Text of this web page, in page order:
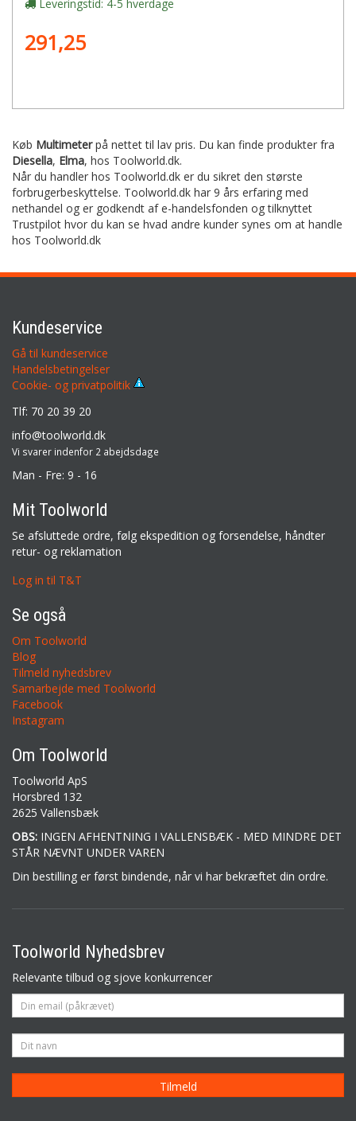
Leveringstid: 4-5 hverdage
291,25
Køb Multimeterpå nettet til lav pris. Du kan finde produkter fra
Diesella, Elma, hos Toolworld.dk.
Når du handler hos Toolworld.dk er du sikret den største
forbrugerbeskyttelse. Toolworld.dk har 9 års erfaring med
nethandel og er godkendt af e-handelsfonden og tilknyttet
Trustpilot hvor du kan se hvad andre kunder synes om at handle
hos Toolworld.dk
Kundeservice
Gå til kundeservice
Handelsbetingelser
Cookie- og privatpolitik
Tlf: 70 20 39 20
info@toolworld.dk
Vi svarer indenfor 2 abejdsdage
Man - Fre: 9 - 16
Mit Toolworld
Se afsluttede ordre, følg ekspedition og forsendelse, håndter
retur- og reklamation
Log in til T&T
Se også
Om Toolworld
Blog
Tilmeld nyhedsbrev
Samarbejde med Toolworld
Facebook
Instagram
Om Toolworld
Toolworld ApS
Horsbred 132
2625 Vallensbæk
OBS: INGEN AFHENTNING I VALLENSBÆK - MED MINDRE DET
STÅR NÆVNT UNDER VAREN
Din bestilling er først bindende, når vi har bekræftet din ordre.
Toolworld Nyhedsbrev
Relevante tilbud og sjove konkurrencer